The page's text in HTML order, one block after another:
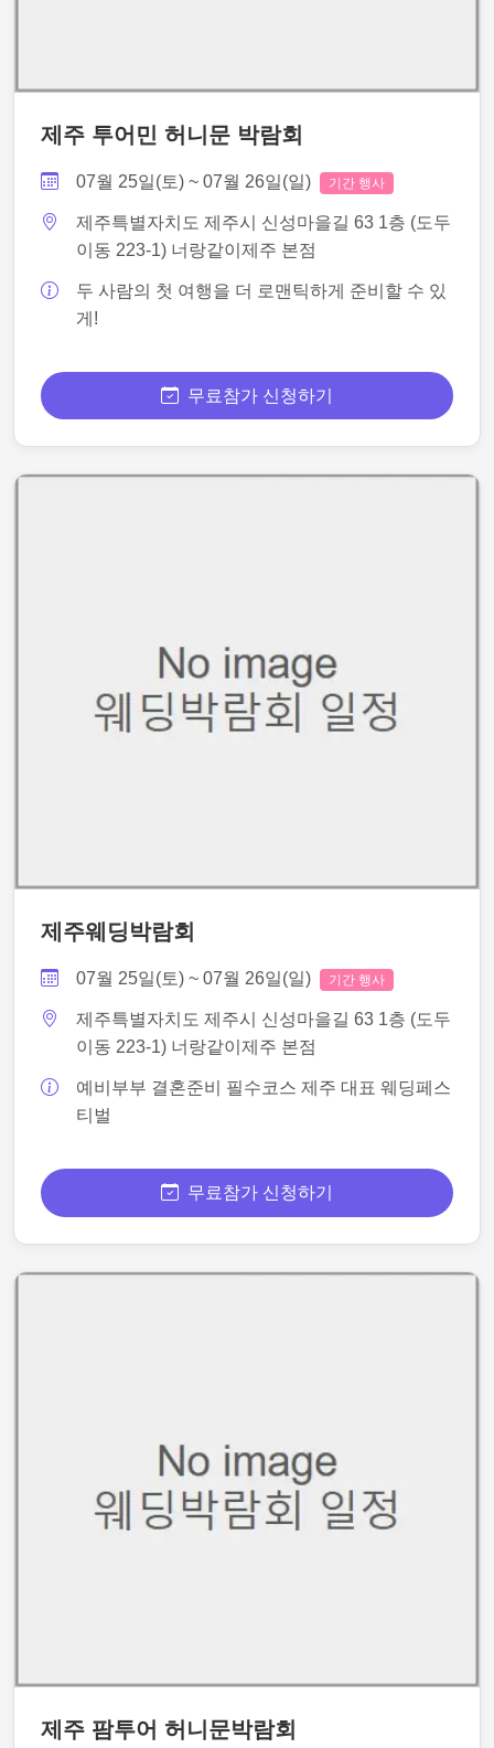
제주 투어민 허니문 박람회
07월 25일(토) ~ 07월 26일(일) 기간 행사
제주특별자치도 제주시 신성마을길 63 1층 (도두
이동 223-1) 너랑같이제주 본점
두 사람의 첫 여행을 더 로맨틱하게 준비할 수 있
게!
무료참가 신청하기
제주웨딩박람회
07월 25일(토) ~ 07월 26일(일) 기간 행사
제주특별자치도 제주시 신성마을길 63 1층 (도두
이동 223-1) 너랑같이제주 본점
예비부부 결혼준비 필수코스 제주 대표 웨딩페스
티벌
무료참가 신청하기
제주 팜투어 허니문박람회